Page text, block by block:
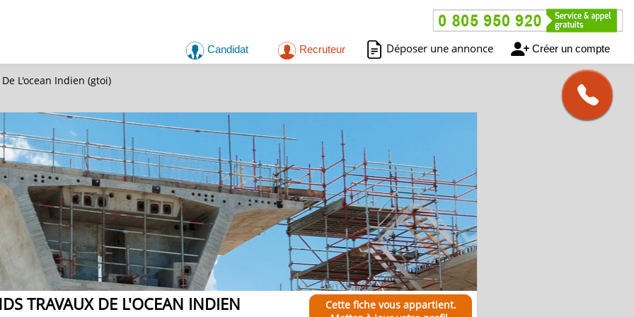
Candidat Recruteur Déposer une annonce Créer un compte
L'ocean Indien (gtoi)
TRAVAUX DE L'OCEAN INDIEN
Cette fiche vous appartient.